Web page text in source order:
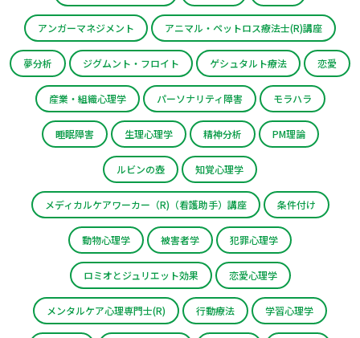
アンガーマネジメント アニマル・ペットロス療法士(R)講座
夢分析 ジグムント・フロイト ゲシュタルト療法 恋愛
産業・組織心理学 パーソナリティ障害 モラハラ
睡眠障害 生理心理学 精神分析 PM理論
ルビンの壺 知覚心理学
メディカルケアワーカー（R)（看護助手）講座 条件付け
動物心理学 被害者学 犯罪心理学
ロミオとジュリエット効果 恋愛心理学
メンタルケア心理専門士(R) 行動療法 学習心理学